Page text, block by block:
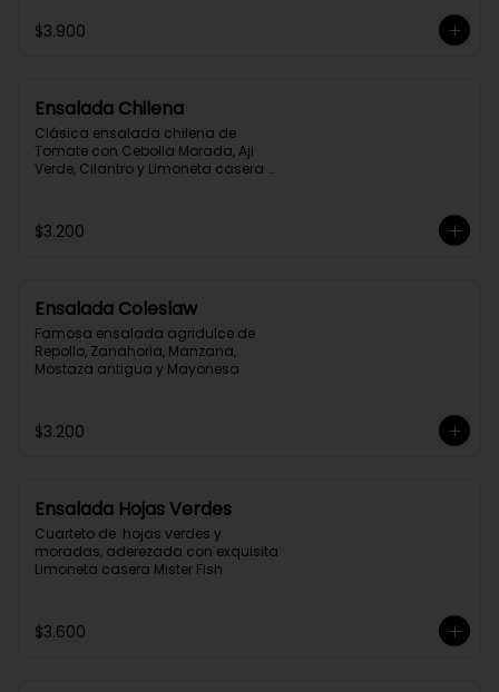
$3.900
Ensalada Chilena
Clásica ensalada chilena de
Tomate con Cebolla Morada, Aji
Verde, Cilantro y Limoneta casera
$3.200
Ensalada Coleslaw
Famosa ensalada agridulce de
Repollo, Zanahoria, Manzana,
Mostaza antigua y Mayonesa
$3.200
Ensalada Hojas Verdes
Cuarteto de  hojas verdes y
moradas, aderezada con exquisita
Limoneta casera Mister Fish
$3.600